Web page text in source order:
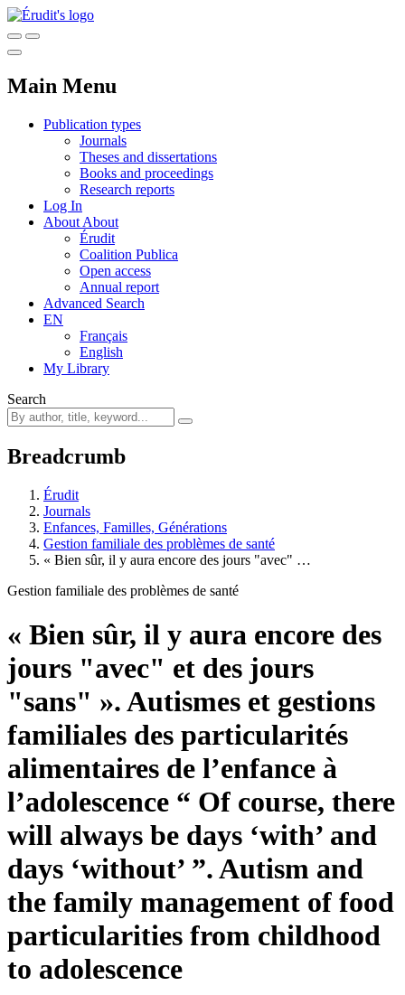
Main Menu
Publication types
Journals
Theses and dissertations
Books and proceedings
Research reports
Log In
About About
Érudit
Coalition Publica
Open access
Annual report
Advanced Search
EN
Français
English
My Library
Search
Breadcrumb
Érudit
Journals
Enfances, Familles, Générations
Gestion familiale des problèmes de santé
« Bien sûr, il y aura encore des jours "avec" …
Gestion familiale des problèmes de santé
« Bien sûr, il y aura encore des
jours "avec" et des jours
"sans" ». Autismes et gestions
familiales des particularités
alimentaires de l’enfance à
l’adolescence “ Of course, there
will always be days ‘with’ and
days ‘without’ ”. Autism and
the family management of food
particularities from childhood
to adolescence